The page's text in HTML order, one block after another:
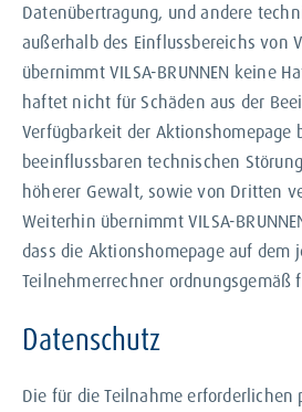
Datenübertragung, und andere
außerhalb des Einflussbereichs von
übernimmt VILSA-BRUNNEN keine
haftet nicht für Schäden aus der
Verfügbarkeit der Aktionshomepage
beeinflussbaren technischen
höherer Gewalt, sowie von Dritten
Weiterhin übernimmt VILSA-
dass die Aktionshomepage auf dem
Teilnehmerrechner ordnungsgemäß
Datenschutz
Die für die Teilnahme erforderlichen